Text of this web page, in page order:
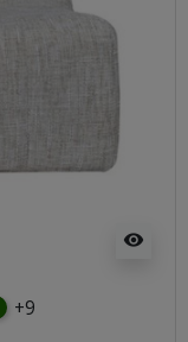
visibility
zieleń
+9